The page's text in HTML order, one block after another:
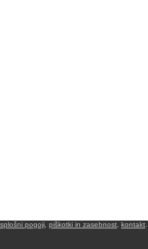
splošni pogoji piškotki in zasebnost kontakt